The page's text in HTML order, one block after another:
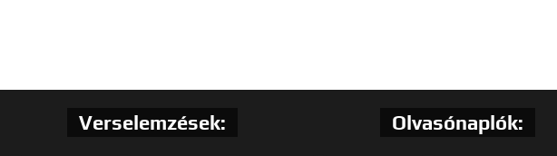
Verselemzések: Olvasónaplók: